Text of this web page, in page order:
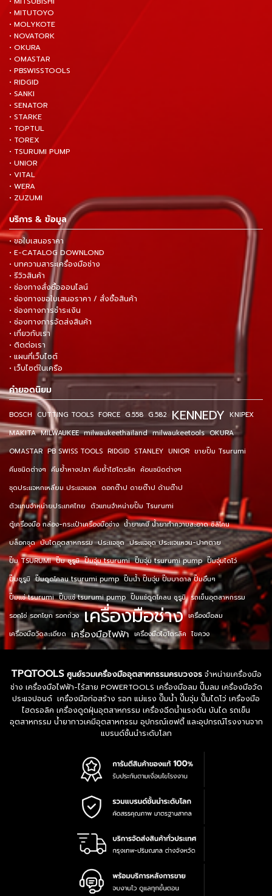
• MITUTOYO
• MOLYKOTE
• NOVATORK
• OKURA
• OMASTAR
• PBSWISSTOOLS
• RIDGID
• SANKI
• SENATOR
• STARKE
• TOPTUL
• TOREX
• TSURUMI PUMP
• UNIOR
• VITAL
• WERA
• ZUZUMI
บริการ & ข้อมูล
• ขอใบเสนอราคา
• E-CATALOG DOWNLOND
• บทความสาระเครื่องมือช่าง
• รีวิวสินค้า
• ช่องทางสั่งซื้อออนไลน์
• ช่องทางขอใบเสนอราคา / สั่งซื้อสินค้า
• ช่องทางการชำระเงิน
• ช่องทางการจัดส่งสินค้า
• เกี่ยวกับเรา
• ติดต่อเรา
• แผนที่เว็บไซต์
• เว็บไซต์ในเครือ
คำยอดนิยม
BOSCH CUTTING TOOLS FORCE G.558 G.582 KENNEDY KNIPEX
MAKITA MILWAUKEE milwaukeethailand milwaukeetools OKURA
OMASTAR PB SWISS TOOLS RIDGID STANLEY UNIOR ขายปั๊ม Tsurumi
คีมชนิดต่างๆ คีมย้ำหางปลา คีมย้ำไฮโดรลิค ค้อนชนิดต่างๆ
ชุดประแจหกเหลี่ยม ประแจแอล ดอกต๊าป ดายต๊าป ด้ามต๊าป
ตัวแทนจำหน่ายประเทศไทย ตัวแทนจำหน่ายปั๊ม Tsurumi
ตู้เครื่องมือ กล่อง-กระเป๋าเครื่องมือช่าง น้ำยาเคมี น้ำยาทำความสะอาด ซิลิโคน
บล็อกชุด บันไดอุตสาหกรรม ประแจชุด ประแจชุด ประแจแหวน-ปากตาย
ปั๊ม TSURUMI ปั๊ม ซูรูมิ ปั๊มจุ่ม tsurumi ปั๊มจุ่ม tsurumi pump ปั๊มจุ่มไดโว่
ปั๊มซูรูมิ ปั๊มดูดโคลน tsurumi pump ปั๊มน้ำ ปั๊มจุ่ม ปั๊มบาดาล ปั๊มอื่นๆ
ปั๊มแช่ tsurumi ปั๊มแช่ tsurumi pump ปั๊มแช่ดูดโคลน ซูรูมิ รถเข็นอุตสาหกรรม
รอกโซ่ รอกโยก รอกถ่วง เครื่องมือช่าง เครื่องมือลม
เครื่องมือวัดละเอียด เครื่องมือไฟฟ้า เครื่องมือไฮโดรลิค ไขควง
TPQTOOLS ศูนย์รวมเครื่องมืออุตสาหกรรมครบวงจรจำหน่ายเครื่องมือ
ช่าง เครื่องมือไฟฟ้า-ไร้สาย POWERTOOLS เครื่องมือลม ปั๊มลม เครื่องมือวัด
ประแจปอนด์ เครื่องมือก่อสร้าง รอก แม่แรง ปั๊มน้ำ ปั๊มจุ่ม ปั๊มไดโว่ เครื่องมือ
ไฮดรอลิค เครื่องดูดฝุ่นอุตสาหกรรม เครื่องฉีดน้ำแรงดัน บันได รถเข็น
อุตสาหกรรม น้ำยากาวเคมีอุตสาหกรรม อุปกรณ์เซฟตี้ และอุปกรณ์โรงงานจาก
แบรนด์ชั้นนำระดับโลก